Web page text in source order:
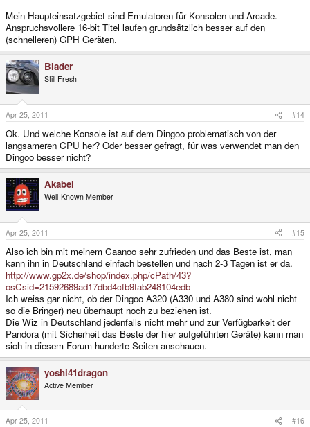
Mein Haupteinsatzgebiet sind Emulatoren für Konsolen und Arcade.
Anspruchsvollere 16-bit Titel laufen grundsätzlich besser auf den
(schnelleren) GPH Geräten.
Blader
Still Fresh
Apr 25, 2011 #14
Ok. Und welche Konsole ist auf dem Dingoo problematisch von der
langsameren CPU her? Oder besser gefragt, für was verwendet man den
Dingoo besser nicht?
Akabei
Well-Known Member
Apr 25, 2011 #15
Also ich bin mit meinem Caanoo sehr zufrieden und das Beste ist, man
kann ihn in Deutschland einfach bestellen und nach 2-3 Tagen ist er da.
http://www.gp2x.de/shop/index.php/cPath/43?
osCsid=21592689ad17dbd4cfb9fab248104edb
Ich weiss gar nicht, ob der Dingoo A320 (A330 und A380 sind wohl nicht
so die Bringer) neu überhaupt noch zu beziehen ist.
Die Wiz in Deutschland jedenfalls nicht mehr und zur Verfügbarkeit der
Pandora (mit Sicherheit das Beste der hier aufgeführten Geräte) kann man
sich in diesem Forum hunderte Seiten anschauen.
yoshi41dragon
Active Member
Apr 25, 2011 #16